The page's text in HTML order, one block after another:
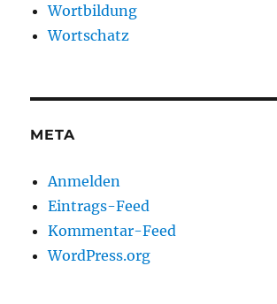
Wortbildung
Wortschatz
META
Anmelden
Eintrags-Feed
Kommentar-Feed
WordPress.org